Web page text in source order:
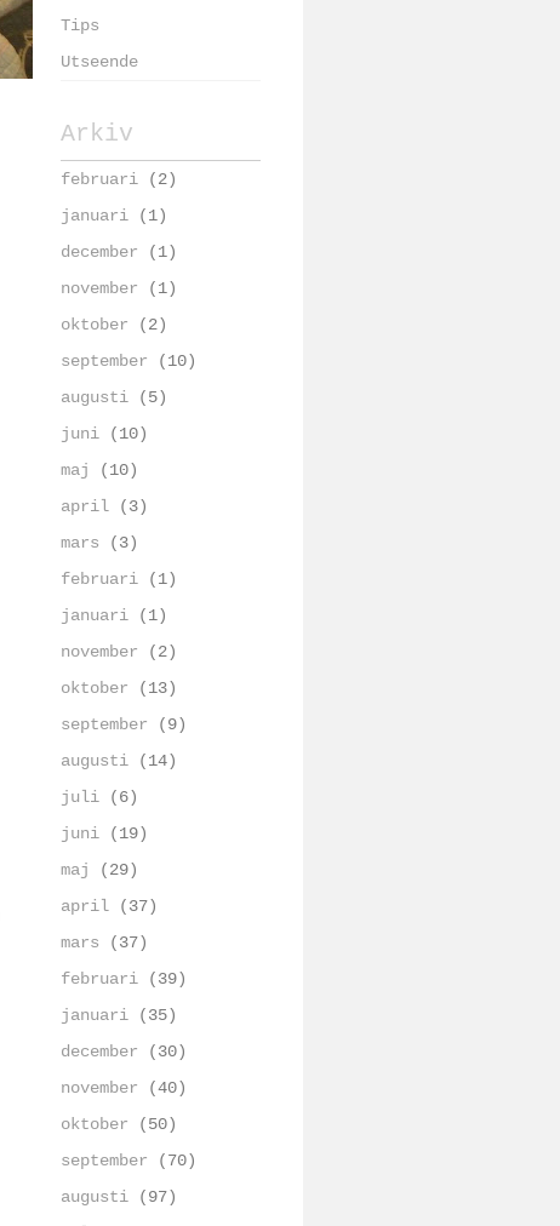
Tips
Utseende
Arkiv
februari (2)
januari (1)
december (1)
november (1)
oktober (2)
september (10)
augusti (5)
juni (10)
maj
(10)
april (3)
mars (3)
februari (1)
januari (1)
november (2)
oktober (13)
september (9)
augusti (14)
juli (6)
juni (19)
maj
(29)
april (37)
mars (37)
februari (39)
januari (35)
december (30)
november (40)
oktober (50)
september (70)
augusti (97)